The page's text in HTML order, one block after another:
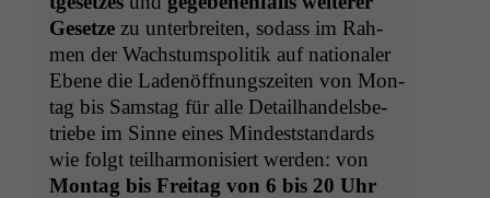
Geset­ze zu unter­bre­it­en, sodass im Rah­
men der Wach­s­tum­spoli­tik auf nationaler
Ebene die Ladenöff­nungszeit­en von Mon­
tag bis Sam­stag für alle Detail­han­dels­be­
triebe im Sinne eines Min­dest­stan­dards
wie fol­gt teil­har­mon­isiert wer­den: von
Mon­tag bis Fre­itag von 6 bis 20 Uhr